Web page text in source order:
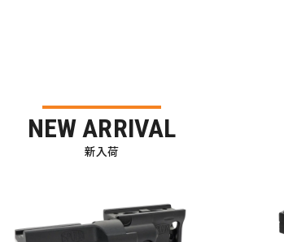
NEW ARRIVAL
新入荷